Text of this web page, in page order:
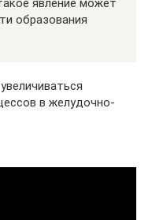
явление может
образования
в желудочно-